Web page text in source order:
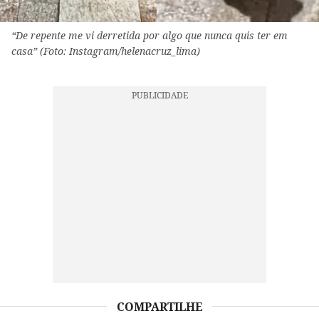
“De repente me vi derretida por algo que nunca quis ter em
casa” (Foto: Instagram/helenacruz_lima)
COMPARTILHE